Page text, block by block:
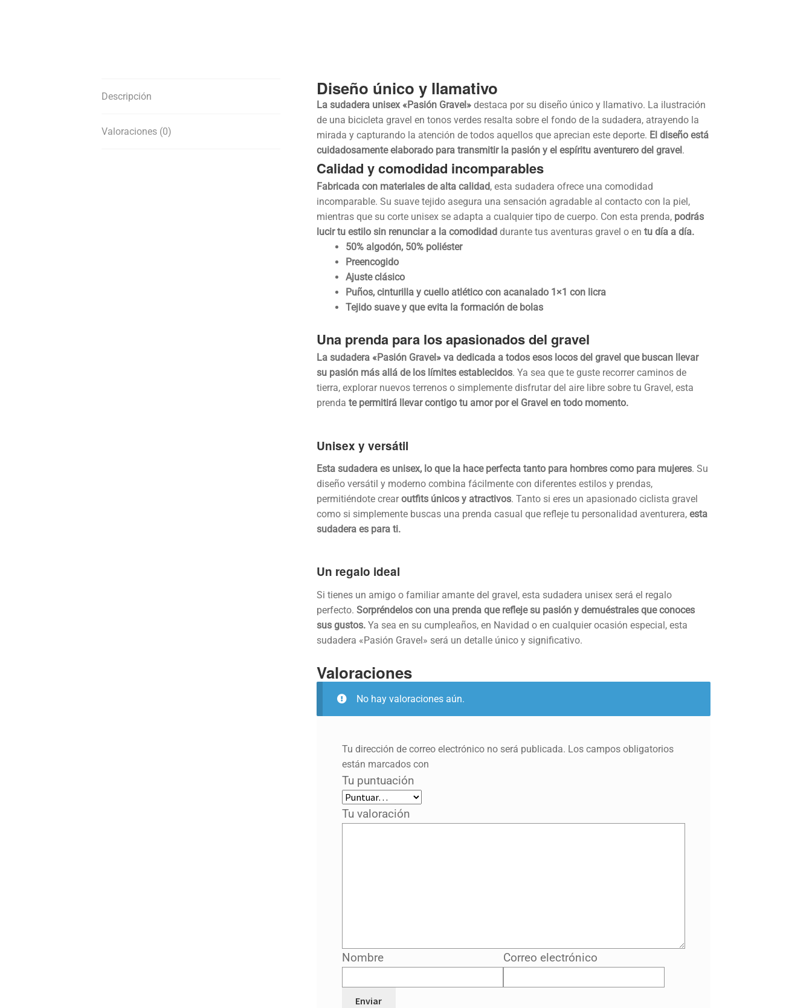
Descripción
Valoraciones (0)
Diseño único y llamativo
La sudadera unisex «Pasión Gravel»destaca por su diseño único y llamativo. La ilustración
de una bicicleta gravel en tonos verdes resalta sobre el fondo de la sudadera, atrayendo la
mirada y capturando la atención de todos aquellos que aprecian este deporte. El diseño está
cuidadosamente elaborado para transmitir la pasión y el espíritu aventurero del gravel .
Calidad y comodidad incomparables
Fabricada con materiales de alta calidad, esta sudadera ofrece una comodidad
incomparable. Su suave tejido asegura una sensación agradable al contacto con la piel,
mientras que su corte unisex se adapta a cualquier tipo de cuerpo. Con esta prenda,podrás
lucir tu estilo sin renunciar a la comodidad durante tus aventuras gravel o en tu día a día.
50% algodón, 50% poliéster
Preencogido
Ajuste clásico
Puños, cinturilla y cuello atlético con acanalado 1×1 con licra
Tejido suave y que evita la formación de bolas
Una prenda para los apasionados del gravel
La sudadera «Pasión Gravel» va dedicada a todos esos locos del gravel que buscan llevar
su pasión más allá de los límites establecidos. Ya sea que te guste recorrer caminos de
tierra, explorar nuevos terrenos o simplemente disfrutar del aire libre sobre tu Gravel, esta
prenda te permitirá llevar contigo tu amor por el Gravel en todo momento.
Unisex y versátil
Esta sudadera es unisex, lo que la hace perfecta tanto para hombres como para mujeres. Su
diseño versátil y moderno combina fácilmente con diferentes estilos y prendas,
permitiéndote crearoutfits únicos y atractivos. Tanto si eres un apasionado ciclista gravel
como si simplemente buscas una prenda casual que refleje tu personalidad aventurera, esta
sudadera es para ti.
Un regalo ideal
Si tienes un amigo o familiar amante del gravel, esta sudadera unisex será el regalo
perfecto. Sorpréndelos con una prenda que refleje su pasión y demuéstrales que conoces
sus gustos.Ya sea en su cumpleaños, en Navidad o en cualquier ocasión especial, esta
sudadera «Pasión Gravel» será un detalle único y significativo.
Valoraciones
No hay valoraciones aún.
Tu dirección de correo electrónico no será publicada. Los campos obligatorios
están marcados con
Tu puntuación
Tu valoración
Nombre Correo electrónico